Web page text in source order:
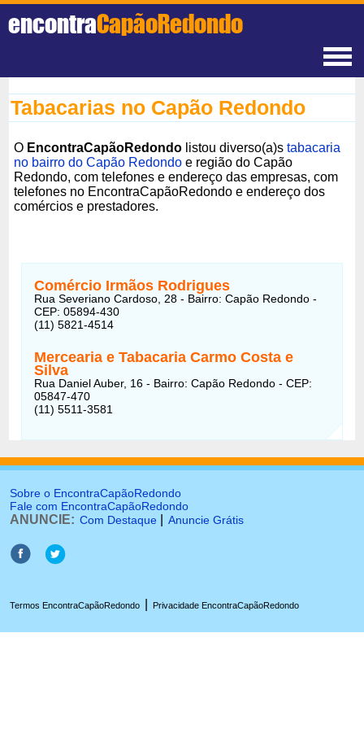
encontraCapãoRedondo
Tabacarias no Capão Redondo
O EncontraCapãoRedondo listou diverso(a)stabacaria
no bairro do Capão Redondo e região do Capão
Redondo, com telefones e endereço das empresas, com
telefones no EncontraCapãoRedondo e endereço dos
comércios e prestadores.
Comércio Irmãos Rodrigues
Rua Severiano Cardoso, 28 - Bairro: Capão Redondo -
CEP: 05894-430
(11) 5821-4514
Mercearia e Tabacaria Carmo Costa e
Silva
Rua Daniel Auber, 16 - Bairro: Capão Redondo - CEP:
05847-470
(11) 5511-3581
Sobre o EncontraCapãoRedondo
Fale com EncontraCapãoRedondo
ANUNCIE: Com Destaque Anuncie Grátis
Termos EncontraCapãoRedondo Privacidade EncontraCapãoRedondo